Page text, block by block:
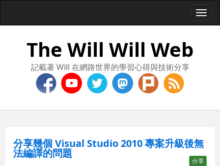
The Will Will Web
記載著 Will 在網路世界的學習心得與技術分享
分享幾個 Visual Studio 2010 專案升級後無
法編譯的問題
分享